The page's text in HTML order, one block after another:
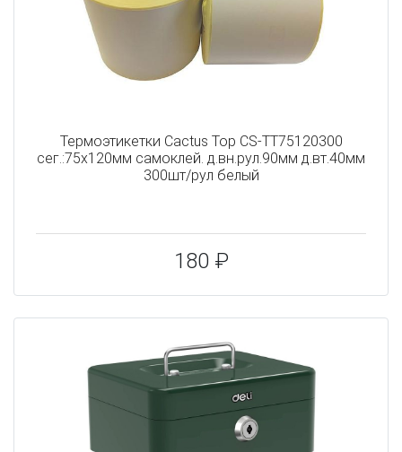
Термоэтикетки Cactus Top CS-TT75120300
сег.:75x120мм самоклей. д.вн.рул.90мм д.вт.40мм
300шт/рул белый
180 ₽